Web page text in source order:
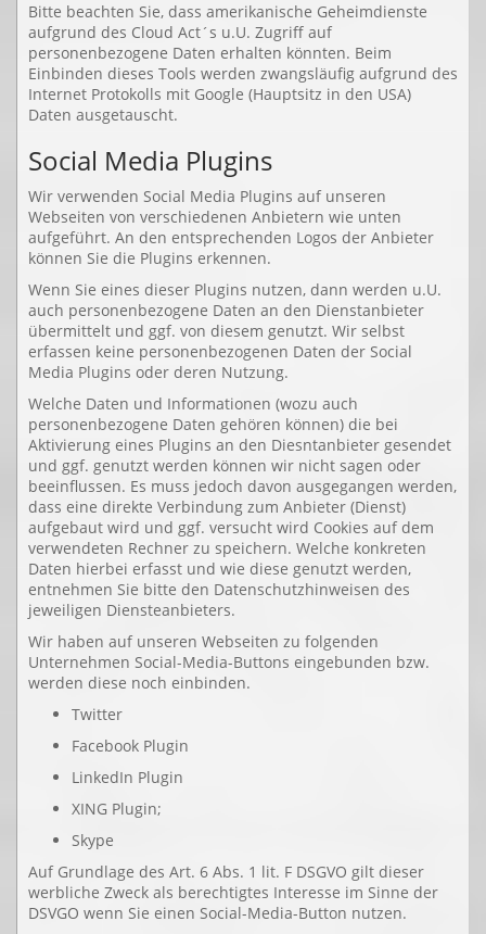
Bitte beachten Sie, dass amerikanische Geheimdienste
aufgrund des Cloud Act´s u.U. Zugriff auf
personenbezogene Daten erhalten könnten. Beim
Einbinden dieses Tools werden zwangsläufig aufgrund des
Internet Protokolls mit Google (Hauptsitz in den USA)
Daten ausgetauscht.
Social Media Plugins
Wir verwenden Social Media Plugins auf unseren
Webseiten von verschiedenen Anbietern wie unten
aufgeführt. An den entsprechenden Logos der Anbieter
können Sie die Plugins erkennen.
Wenn Sie eines dieser Plugins nutzen, dann werden u.U.
auch personenbezogene Daten an den Dienstanbieter
übermittelt und ggf. von diesem genutzt. Wir selbst
erfassen keine personenbezogenen Daten der Social
Media Plugins oder deren Nutzung.
Welche Daten und Informationen (wozu auch
personenbezogene Daten gehören können) die bei
Aktivierung eines Plugins an den Diesntanbieter gesendet
und ggf. genutzt werden können wir nicht sagen oder
beeinflussen. Es muss jedoch davon ausgegangen werden,
dass eine direkte Verbindung zum Anbieter (Dienst)
aufgebaut wird und ggf. versucht wird Cookies auf dem
verwendeten Rechner zu speichern. Welche konkreten
Daten hierbei erfasst und wie diese genutzt werden,
entnehmen Sie bitte den Datenschutzhinweisen des
jeweiligen Diensteanbieters.
Wir haben auf unseren Webseiten zu folgenden
Unternehmen Social-Media-Buttons eingebunden bzw.
werden diese noch einbinden.
Twitter
Facebook Plugin
LinkedIn Plugin
XING Plugin;
Skype
Auf Grundlage des Art. 6 Abs. 1 lit. F DSGVO gilt dieser
werbliche Zweck als berechtigtes Interesse im Sinne der
DSVGO wenn Sie einen Social-Media-Button nutzen.